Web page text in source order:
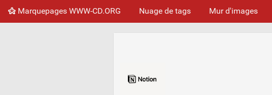
Marquepages WWW-CD.ORG Nuage de tags Mur d'images